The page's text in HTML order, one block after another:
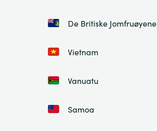
De Britiske Jomfruøyene
Vietnam
Vanuatu
Samoa